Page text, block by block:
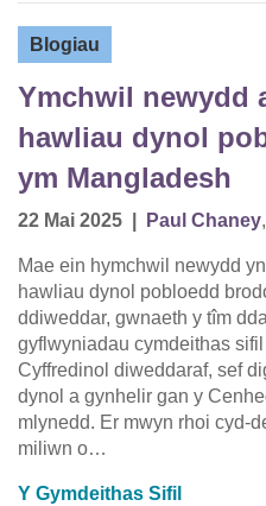
Blogiau
Ymchwil newydd
hawliau dynol
ym Mangladesh
22 Mai 2025 Paul Chaney,
Mae ein hymchwil newydd
hawliau dynol pobloedd
ddiweddar, gwnaeth y tîm
gyflwyniadau cymdeithas sifil
Cyffredinol diweddaraf, sef
dynol a gynhelir gan y
mlynedd. Er mwyn rhoi cyd-
miliwn o…
Y Gymdeithas Sifil